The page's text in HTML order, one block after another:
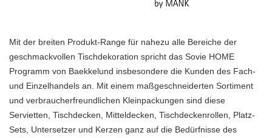
Mit der breiten Produkt-Range für nahezu alle Bereiche der
geschmackvollen Tischdekoration spricht das Sovie HOME
Programm von Baekkelund insbesondere die Kunden des Fach-
und Einzelhandels an. Mit einem maßgeschneiderten Sortiment
und verbraucherfreundlichen Kleinpackungen sind diese
Servietten, Tischdecken, Mitteldecken, Tischdeckenrollen, Platz-
Sets, Untersetzer und Kerzen ganz auf die Bedürfnisse des